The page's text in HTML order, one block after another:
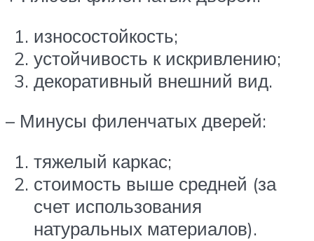
износостойкость;
устойчивость к искривлению;
декоративный внешний вид.
– Минусы филенчатых дверей:
тяжелый каркас;
стоимость выше средней (за
счет использования
натуральных материалов).